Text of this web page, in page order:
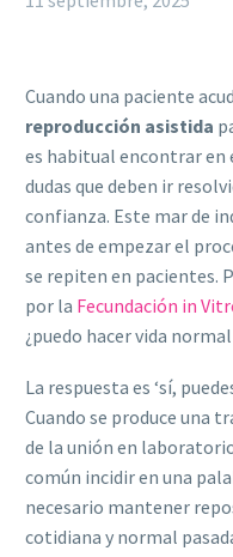
Cuando una paciente
reproducción asistida
es habitual encontrar en
dudas que deben ir
confianza. Este mar de
antes de empezar el
se repiten en pacientes.
por la Fecundación in
¿puedo hacer vida
La respuesta es ‘sí,
Cuando se produce una
de la unión en
común incidir en una
necesario mantener
cotidiana y normal